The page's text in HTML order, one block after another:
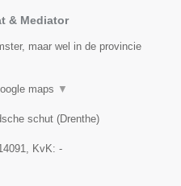
& Mediator
maar wel in de provincie
maps ▼
schut (Drenthe)
, KvK: -